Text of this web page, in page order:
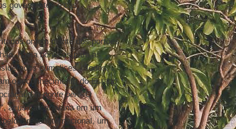
governantes e das
ontem diante dos portões
havia bonecos para as
cúmplices. “Todos,
o reconhecimento do Estado
Un ponte per. “O
acusa a caravana em um
direito internacional, um